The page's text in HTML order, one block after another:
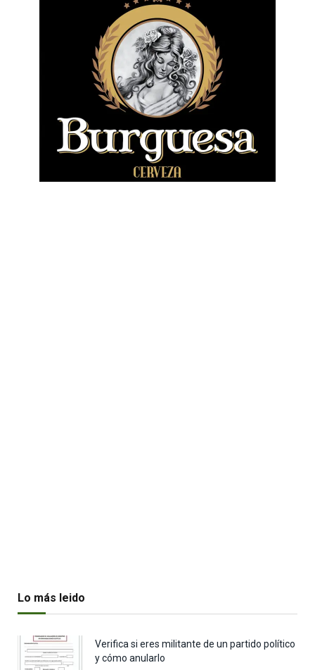
Lo más leido
Verifica si eres militante de un partido político
y cómo anularlo